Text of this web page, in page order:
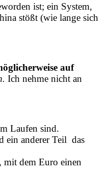
ist; ein System,
stößt (wie lange sich
auf
Ich nehme nicht an
Laufen sind.
ein anderer Teil das
mit dem Euro einen